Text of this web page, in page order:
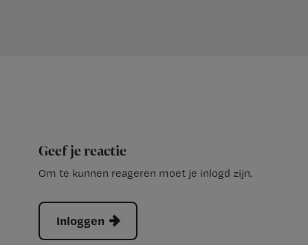
Geef je reactie
Om te kunnen reageren moet je inlogd zijn.
Inloggen